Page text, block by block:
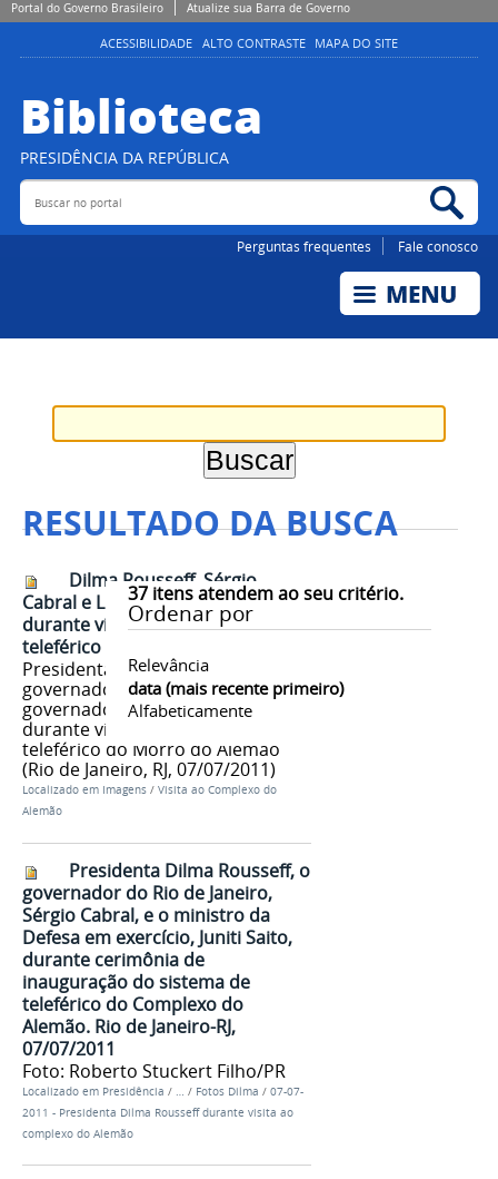
Portal do Governo Brasileiro Atualize sua Barra de Governo
ACESSIBILIDADE ALTO CONTRASTE MAPA DO SITE
Biblioteca
PRESIDÊNCIA DA REPÚBLICA
Buscar no portal
Perguntas frequentes Fale conosco
RESULTADO DA BUSCA
37itens atendem ao seu critério.
Ordenar por
Relevância
data (mais recente primeiro)
Alfabeticamente
Dilma Rousseff, Sérgio
Cabral e Luiz Fernando Pezão
durante visita à estação de
teleférico
Presidenta Dilma Rousseff, o
governador Sérgio Cabral e o vice-
governador Luiz Fernando Pezão
durante visita à estação de
teleférico do Morro do Alemão
(Rio de Janeiro, RJ, 07/07/2011)
Localizado em Imagens / Visita ao Complexo do
Alemão
Presidenta Dilma Rousseff, o
governador do Rio de Janeiro,
Sérgio Cabral, e o ministro da
Defesa em exercício, Juniti Saito,
durante cerimônia de
inauguração do sistema de
teleférico do Complexo do
Alemão. Rio de Janeiro-RJ,
07/07/2011
Foto: Roberto Stuckert Filho/PR
Localizado em Presidência / / Fotos Dilma / 07-07-
2011 - Presidenta Dilma Rousseff durante visita ao
complexo do Alemão